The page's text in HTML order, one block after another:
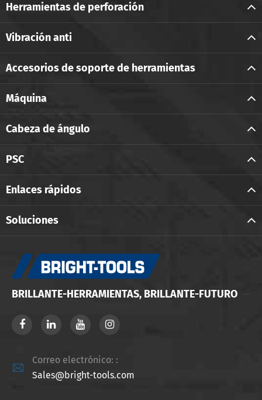
Herramientas de perforación
Vibración anti
Accesorios de soporte de herramientas
Máquina
Cabeza de ángulo
PSC
Enlaces rápidos
Soluciones
BRILLANTE-HERRAMIENTAS, BRILLANTE-FUTURO

Correo electrónico: :
Sales@bright-tools.com